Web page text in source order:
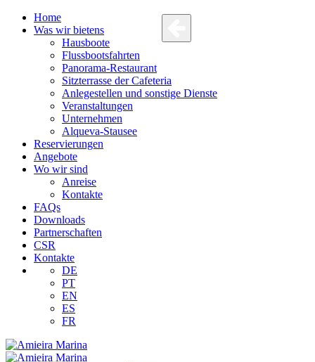
Home
Was wir bietens
Hausboote
Flussbootsfahrten
Panorama-Restaurant
Sitzterrasse der Cafeteria
Anlegestellen und sonstige Dienste
Veranstaltungen
Unternehmen
Alqueva-Stausee
Reservierungen
Angebote
Wo wir sind
Anreise
Kontakte
FAQs
Downloads
Partnerschaften
CSR
Kontakte
DE
PT
EN
ES
FR